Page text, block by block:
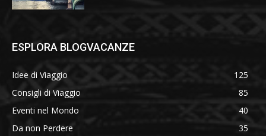
ESPLORA BLOGVACANZE
Idee di Viaggio
125
Consigli di Viaggio
85
Eventi nel Mondo
40
Da non Perdere
35